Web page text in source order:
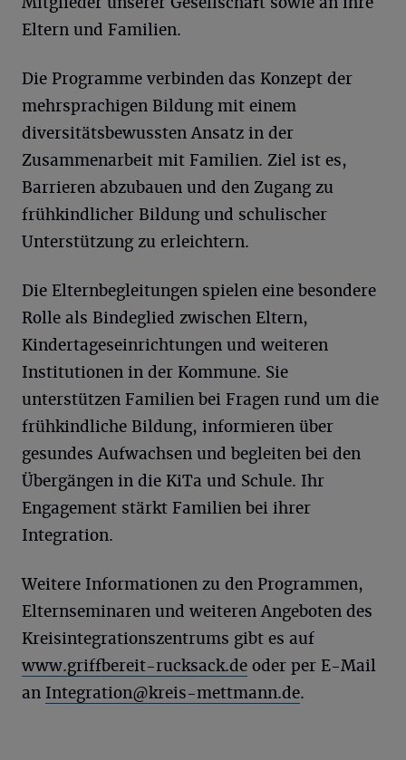
Eltern und Familien.
Die Programme verbinden das Konzept der
mehrsprachigen Bildung mit einem
diversitätsbewussten Ansatz in der
Zusammenarbeit mit Familien. Ziel ist es,
Barrieren abzubauen und den Zugang zu
frühkindlicher Bildung und schulischer
Unterstützung zu erleichtern.
Die Elternbegleitungen spielen eine besondere
Rolle als Bindeglied zwischen Eltern,
Kindertageseinrichtungen und weiteren
Institutionen in der Kommune. Sie
unterstützen Familien bei Fragen rund um die
frühkindliche Bildung, informieren über
gesundes Aufwachsen und begleiten bei den
Übergängen in die KiTa und Schule. Ihr
Engagement stärkt Familien bei ihrer
Integration.
Weitere Informationen zu den Programmen,
Elternseminaren und weiteren Angeboten des
Kreisintegrationszentrums gibt es auf
www.griffbereit-rucksack.de oder per E-Mail
an Integration@kreis-mettmann.de.